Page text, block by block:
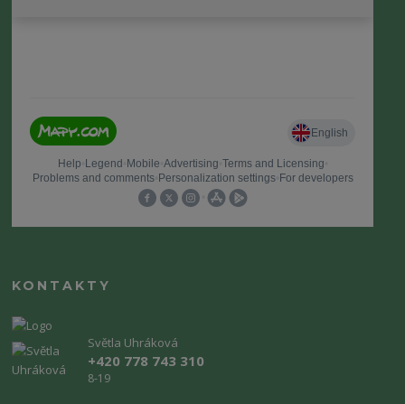
KONTAKTY
Světla Uhráková
+420 778 743 310
8-19